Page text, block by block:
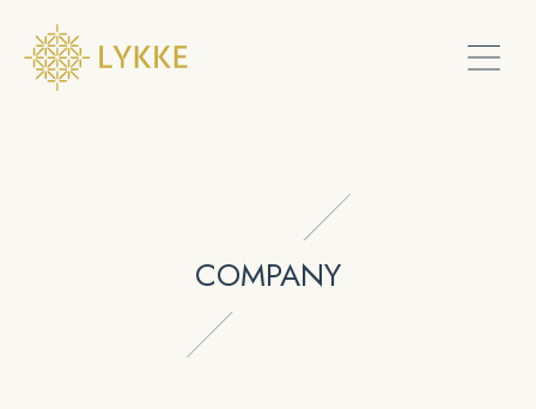
SHOW ROOM
SERVICE
COMPANY